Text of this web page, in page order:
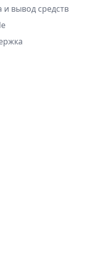
вывод средств